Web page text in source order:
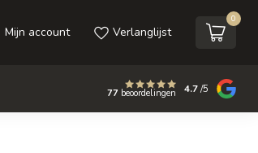
Mijn account Verlanglijst
0
77 beoordelingen 4.7/5